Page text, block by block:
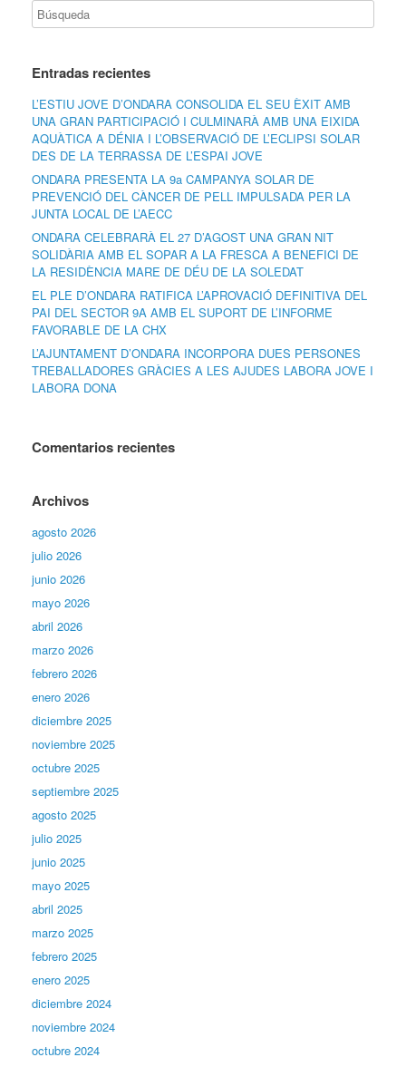
Entradas recientes
L’ESTIU JOVE D’ONDARA CONSOLIDA EL SEU ÈXIT AMB
UNA GRAN PARTICIPACIÓ I CULMINARÀ AMB UNA EIXIDA
AQUÀTICA A DÉNIA I L’OBSERVACIÓ DE L’ECLIPSI SOLAR
DES DE LA TERRASSA DE L’ESPAI JOVE
ONDARA PRESENTA LA 9a CAMPANYA SOLAR DE
PREVENCIÓ DEL CÀNCER DE PELL IMPULSADA PER LA
JUNTA LOCAL DE L’AECC
ONDARA CELEBRARÀ EL 27 D’AGOST UNA GRAN NIT
SOLIDÀRIA AMB EL SOPAR A LA FRESCA A BENEFICI DE
LA RESIDÈNCIA MARE DE DÉU DE LA SOLEDAT
EL PLE D’ONDARA RATIFICA L’APROVACIÓ DEFINITIVA DEL
PAI DEL SECTOR 9A AMB EL SUPORT DE L’INFORME
FAVORABLE DE LA CHX
L’AJUNTAMENT D’ONDARA INCORPORA DUES PERSONES
TREBALLADORES GRÀCIES A LES AJUDES LABORA JOVE I
LABORA DONA
Comentarios recientes
Archivos
agosto 2026
julio 2026
junio 2026
mayo 2026
abril 2026
marzo 2026
febrero 2026
enero 2026
diciembre 2025
noviembre 2025
octubre 2025
septiembre 2025
agosto 2025
julio 2025
junio 2025
mayo 2025
abril 2025
marzo 2025
febrero 2025
enero 2025
diciembre 2024
noviembre 2024
octubre 2024